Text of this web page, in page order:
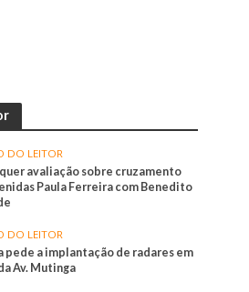
DO LEITOR
avaliação sobre cruzamento
Paula Ferreira com Benedito
DO LEITOR
pede a implantação de radares em
Av. Mutinga